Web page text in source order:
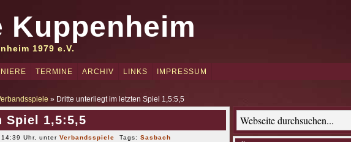
Kuppenheim
1979 e.V.
TERMINE ARCHIV LINKS IMPRESSUM
» Dritte unterliegt im letzten Spiel 1,5:5,5
1,5:5,5
Uhr, unter Verbandsspiele Tags: Sasbach